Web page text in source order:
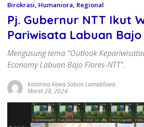
Birokrasi, Humaniora, Regional
Pj. Gubernur NTT Ikut
Pariwisata Labuan Bajo
Mengusung tema "Outlook
Economy Labuan Bajo Flores-NTT".
Katarina Kewa Sabon Lamablawa
Maret 28, 2024